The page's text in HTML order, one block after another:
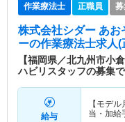
作業療法士 正職員
株式会社シダー あお
ーの作業療法士求人(
【福岡県／北九州市小
ハビリスタッフの募集
給与
【モデル
当・加給